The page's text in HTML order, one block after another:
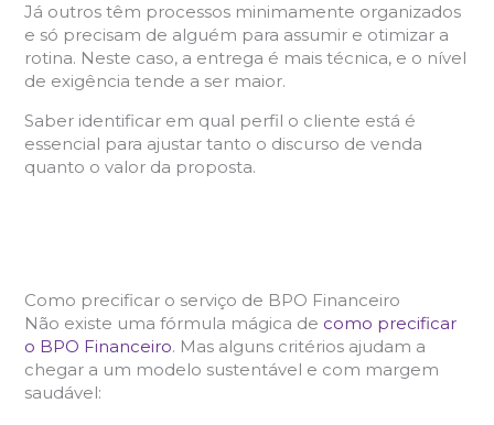
Já outros têm processos minimamente organizados
e só precisam de alguém para assumir e otimizar a
rotina. Neste caso, a entrega é mais técnica, e o nível
de exigência tende a ser maior.
Saber identificar em qual perfil o cliente está é
essencial para ajustar tanto o discurso de venda
quanto o valor da proposta.
Como precificar o serviço de BPO Financeiro
Não existe uma fórmula mágica de como precificar
o BPO Financeiro. Mas alguns critérios ajudam a
chegar a um modelo sustentável e com margem
saudável: